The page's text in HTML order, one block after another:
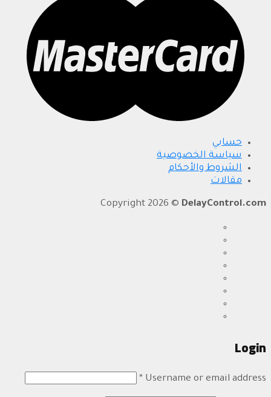
حسابي
سياسة الخصوصية
الشروط والأحكام
مقالات
Copyright 2026 © DelayControl.com
Login
Username or email address
*